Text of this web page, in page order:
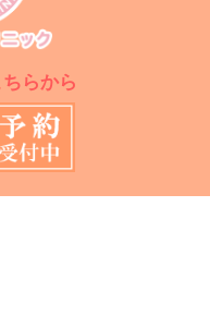
らから